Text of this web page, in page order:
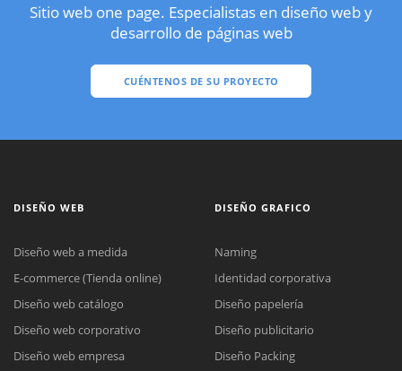
Sitio web one page. Especialistas en diseño web y
desarrollo de páginas web
CUÉNTENOS DE SU PROYECTO
DISEÑO WEB
Diseño web a medida
E-commerce (Tienda online)
Diseño web catálogo
Diseño web corporativo
Diseño web empresa
DISEÑO GRAFICO
Naming
Identidad corporativa
Diseño papelería
Diseño publicitario
Diseño Packing